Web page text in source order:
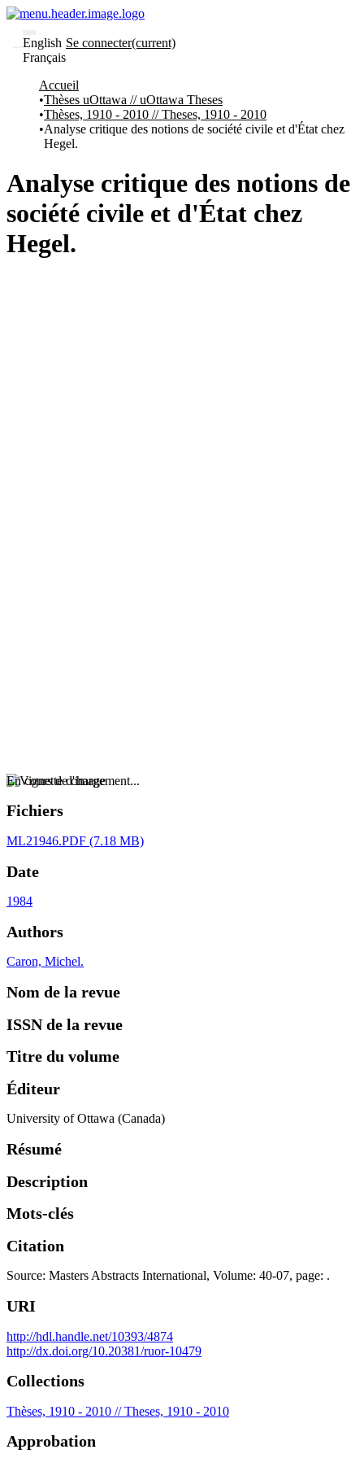
English
Français
Se connecter(current)
et collections
Parcourir
Statistiques
À
de
Recherche
Comment
soumettre
votre
Accueil
Thèses uOttawa // uOttawa Theses
Thèses, 1910 - 2010 // Theses, 1910 - 2010
Analyse critique des notions de société civile et d'État chez
Hegel.
Analyse critique des notions de
société civile et d'État chez
Hegel.
En cours de chargement...
Fichiers
ML21946.PDF (7.18 MB)
Date
1984
Authors
Caron, Michel.
Nom de la revue
ISSN de la revue
Titre du volume
Éditeur
University of Ottawa (Canada)
Résumé
Description
Mots-clés
Citation
Source: Masters Abstracts International, Volume: 40-07, page: .
URI
http://hdl.handle.net/10393/4874
http://dx.doi.org/10.20381/ruor-10479
Collections
Thèses, 1910 - 2010 // Theses, 1910 - 2010
Approbation